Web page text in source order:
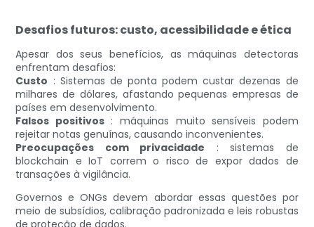
Desafios futuros: custo, acessibilidade e ética
Apesar dos seus benefícios, as máquinas detectoras
enfrentam desafios:
Custo : Sistemas de ponta podem custar dezenas de
milhares de dólares, afastando pequenas empresas de
países em desenvolvimento.
Falsos positivos: máquinas muito sensíveis podem
rejeitar notas genuínas, causando inconvenientes.
Preocupações com privacidade : sistemas de
blockchain e IoT correm o risco de expor dados de
transações à vigilância.
Governos e ONGs devem abordar essas questões por
meio de subsídios, calibração padronizada e leis robustas
de proteção de dados.